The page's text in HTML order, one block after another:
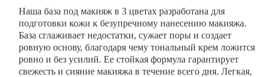
Наша база под макияж в 3 цветах разработана для
подготовки кожи к безупречному нанесению макияжа.
База сглаживает недостатки, сужает поры и создает
ровную основу, благодаря чему тональный крем ложится
ровно и без усилий. Ее стойкая формула гарантирует
свежесть и сияние макияжа в течение всего дня. Легкая,